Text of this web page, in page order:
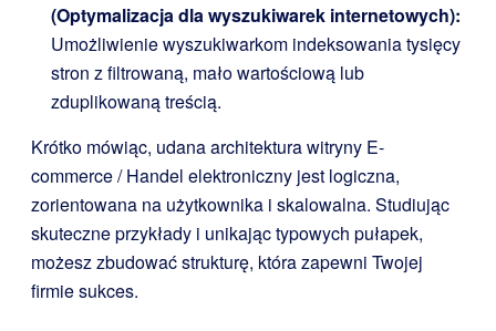
(Optymalizacja dla wyszukiwarek internetowych):
Umożliwienie wyszukiwarkom indeksowania tysięcy
stron z filtrowaną, mało wartościową lub
zduplikowaną treścią.
Krótko mówiąc, udana architektura witryny E-
commerce / Handel elektroniczny jest logiczna,
zorientowana na użytkownika i skalowalna. Studiując
skuteczne przykłady i unikając typowych pułapek,
możesz zbudować strukturę, która zapewni Twojej
firmie sukces.